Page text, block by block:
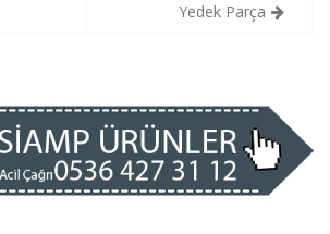
Yedek Parça